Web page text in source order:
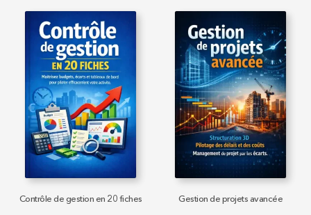
Contrôle de gestion en 20 fiches Gestion de projets avancée